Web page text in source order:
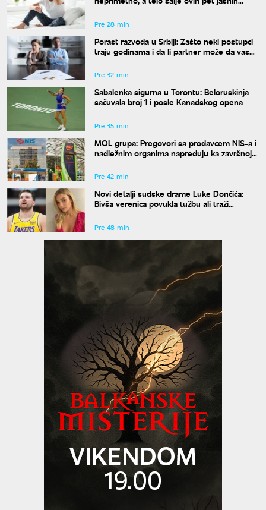
Pre 28 min
Porast razvoda u Srbiji: Zašto neki postupci
traju godinama i da li partner može da vas
Pre 32 min
Sabalenka sigurna u Torontu: Beloruskinja
sačuvala broj 1 i posle Kanadskog opena
Pre 35 min
MOL grupa: Pregovori sa prodavcem NIS-a i
nadležnim organima napreduju ka završnoj
Pre 42 min
Novi detalji sudske drame Luke Dončića:
Bivša verenica povukla tužbu ali traži
Pre 48 min